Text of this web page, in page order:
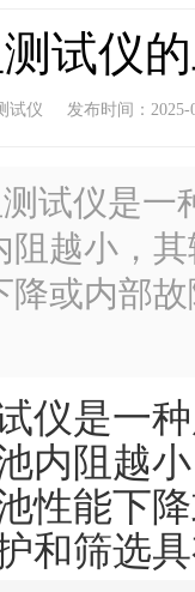
试仪
试仪 发布时间：2025-
试仪是一
阻越小，
降或内部
是一种
内阻越
性能下
和筛选